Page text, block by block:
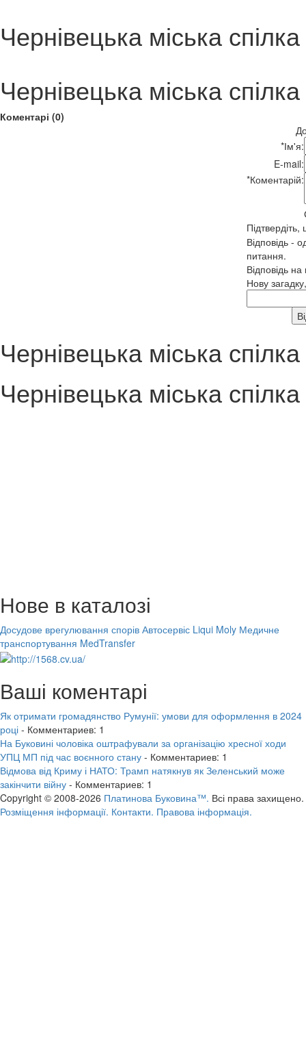
Чернівецька міська спілка
Чернівецька міська спілка
Коментарі (0)
*Ім'я:
E-mail:
*Коментарій:
Відповідь -
питання.
Відповідь
Нову
Чернівецька міська спілка
Чернівецька міська спілка
Нове в каталозі
Досудове врегулювання спорів Автосервіс Liqui Moly Медичне
транспортування MedTransfer
Ваші коментарі
Як отримати громадянство Румунії: умови для оформлення в 2024
році - Комментариев: 1
На Буковині чоловіка оштрафували за організацію хресної ходи
УПЦ МП під час воєнного стану - Комментариев: 1
Відмова від Криму і НАТО: Трамп натякнув як Зеленський може
закінчити війну - Комментариев: 1
Copyright © 2008-2026 Платинова Буковина™. Всі права захищено.
Розміщення інформації. Контакти. Правова інформація.